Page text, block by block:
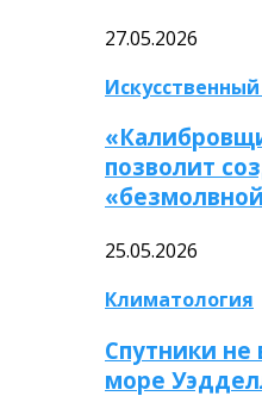
27.05.2026
позволит
25.05.2026
Климатология
Спутники не
море